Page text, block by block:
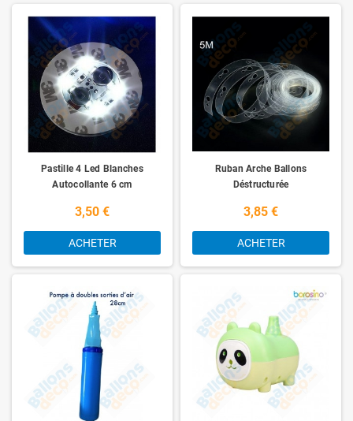
Pastille 4 Led Blanches
Autocollante 6 cm
3,50 €
ACHETER
Ruban Arche Ballons
Déstructurée
3,85 €
ACHETER